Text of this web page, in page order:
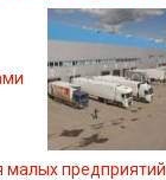
предприятий